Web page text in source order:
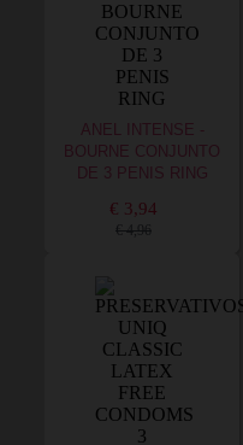
ANEL INTENSE -
BOURNE CONJUNTO
DE 3 PENIS RING
€ 3,94
€ 4,96